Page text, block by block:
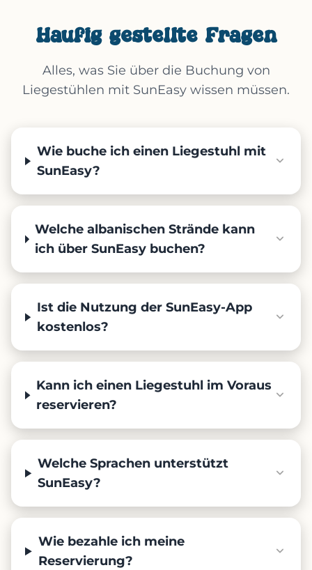
Häufig gestellte Fragen
Alles, was Sie über die Buchung von
Liegestühlen mit SunEasy wissen müssen.
Wie buche ich einen Liegestuhl mit
SunEasy?
Welche albanischen Strände kann
ich über SunEasy buchen?
Ist die Nutzung der SunEasy-App
kostenlos?
Kann ich einen Liegestuhl im Voraus
reservieren?
Welche Sprachen unterstützt
SunEasy?
Wie bezahle ich meine
Reservierung?